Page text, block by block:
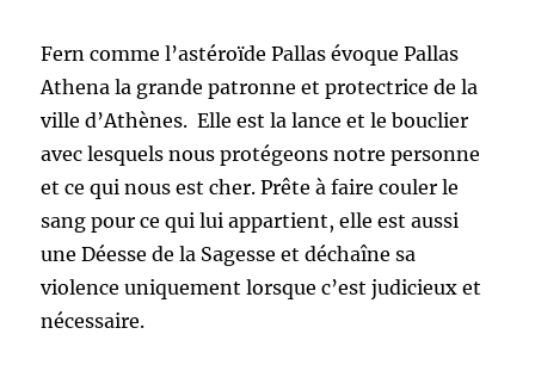
Fern comme l’astéroïde Pallas évoque Pallas
Athena la grande patronne et protectrice de la
ville d’Athènes. Elle est la lance et le bouclier
avec lesquels nous protégeons notre personne
et ce qui nous est cher. Prête à faire couler le
sang pour ce qui lui appartient, elle est aussi
une Déesse de la Sagesse et déchaîne sa
violence uniquement lorsque c’est judicieux et
nécessaire.